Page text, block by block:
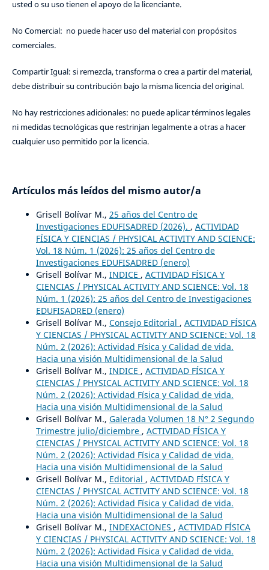
usted o su uso tienen el apoyo de la licenciante.
No Comercial: no puede hacer uso del material con propósitos
comerciales.
Compartir Igual: si remezcla, transforma o crea a partir del material,
debe distribuir su contribución bajo la misma licencia del original.
No hay restricciones adicionales: no puede aplicar términos legales
ni medidas tecnológicas que restrinjan legalmente a otras a hacer
cualquier uso permitido por la licencia.
Artículos más leídos del mismo autor/a
Grisell Bolívar M., 25 años del Centro de
Investigaciones EDUFISADRED (2026). , ACTIVIDAD
FÍSICA Y CIENCIAS / PHYSICAL ACTIVITY AND SCIENCE:
Vol. 18 Núm. 1 (2026): 25 años del Centro de
Investigaciones EDUFISADRED (enero)
Grisell Bolívar M., INDICE , ACTIVIDAD FÍSICA Y
CIENCIAS / PHYSICAL ACTIVITY AND SCIENCE: Vol. 18
Núm. 1 (2026): 25 años del Centro de Investigaciones
EDUFISADRED (enero)
Grisell Bolívar M., Consejo Editorial , ACTIVIDAD FÍSICA
Y CIENCIAS / PHYSICAL ACTIVITY AND SCIENCE: Vol. 18
Núm. 2 (2026): Actividad Física y Calidad de vida.
Hacia una visión Multidimensional de la Salud
Grisell Bolívar M., INDICE , ACTIVIDAD FÍSICA Y
CIENCIAS / PHYSICAL ACTIVITY AND SCIENCE: Vol. 18
Núm. 2 (2026): Actividad Física y Calidad de vida.
Hacia una visión Multidimensional de la Salud
Grisell Bolívar M., Galerada Volumen 18 N° 2 Segundo
Trimestre julio/diciembre , ACTIVIDAD FÍSICA Y
CIENCIAS / PHYSICAL ACTIVITY AND SCIENCE: Vol. 18
Núm. 2 (2026): Actividad Física y Calidad de vida.
Hacia una visión Multidimensional de la Salud
Grisell Bolívar M., Editorial , ACTIVIDAD FÍSICA Y
CIENCIAS / PHYSICAL ACTIVITY AND SCIENCE: Vol. 18
Núm. 2 (2026): Actividad Física y Calidad de vida.
Hacia una visión Multidimensional de la Salud
Grisell Bolívar M., INDEXACIONES , ACTIVIDAD FÍSICA
Y CIENCIAS / PHYSICAL ACTIVITY AND SCIENCE: Vol. 18
Núm. 2 (2026): Actividad Física y Calidad de vida.
Hacia una visión Multidimensional de la Salud